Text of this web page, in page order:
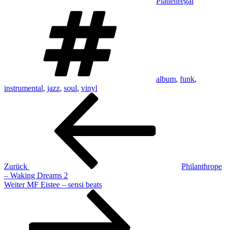
album, funk,
instrumental, jazz, soul, vinyl
Beitragsnavigation
Zurück
Philanthrope
– Waking Dreams 2
Nächster
Weiter MF Eistee – sensi beats